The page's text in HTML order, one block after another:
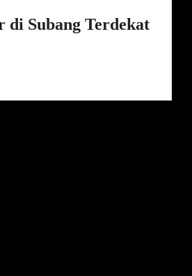
di Subang Terdekat